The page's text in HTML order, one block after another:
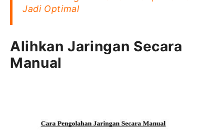
Jadi Optimal
Alihkan Jaringan Secara
Manual